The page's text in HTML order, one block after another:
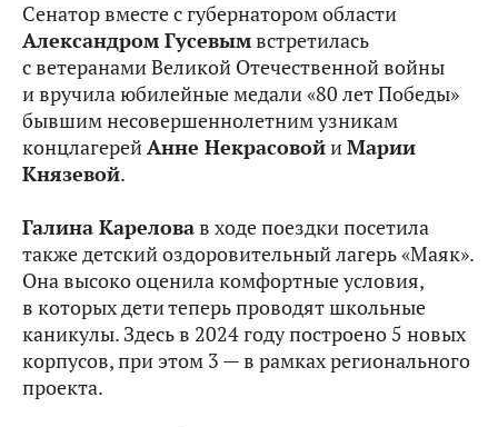
Сенатор вместе с губернатором области
Александром Гусевымвстретилась
с ветеранами Великой Отечественной войны
и вручила юбилейные медали «80 лет Победы»
бывшим несовершеннолетним узникам
концлагерейАнне НекрасовойиМарии
Князевой.
Галина Кареловав ходе поездки посетила
также детский оздоровительный лагерь «Маяк».
Она высоко оценила комфортные условия,
в которых дети теперь проводят школьные
каникулы. Здесь в 2024 году построено 5 новых
корпусов, при этом 3 — в рамках регионального
проекта.